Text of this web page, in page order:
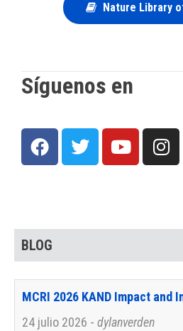
Nature Library
Síguenos en
BLOG
MCRI 2026 KAND Impact and
24 julio 2026 - dylanverden